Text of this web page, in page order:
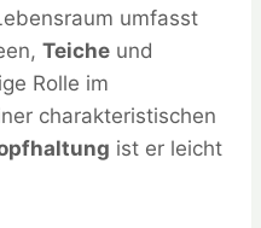
umfasst
Teiche und
Rolle im
charakteristischen
ist er leicht